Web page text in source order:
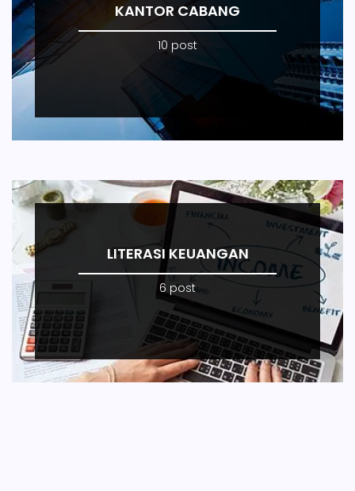
KANTOR CABANG
10 post
LITERASI KEUANGAN
6 post